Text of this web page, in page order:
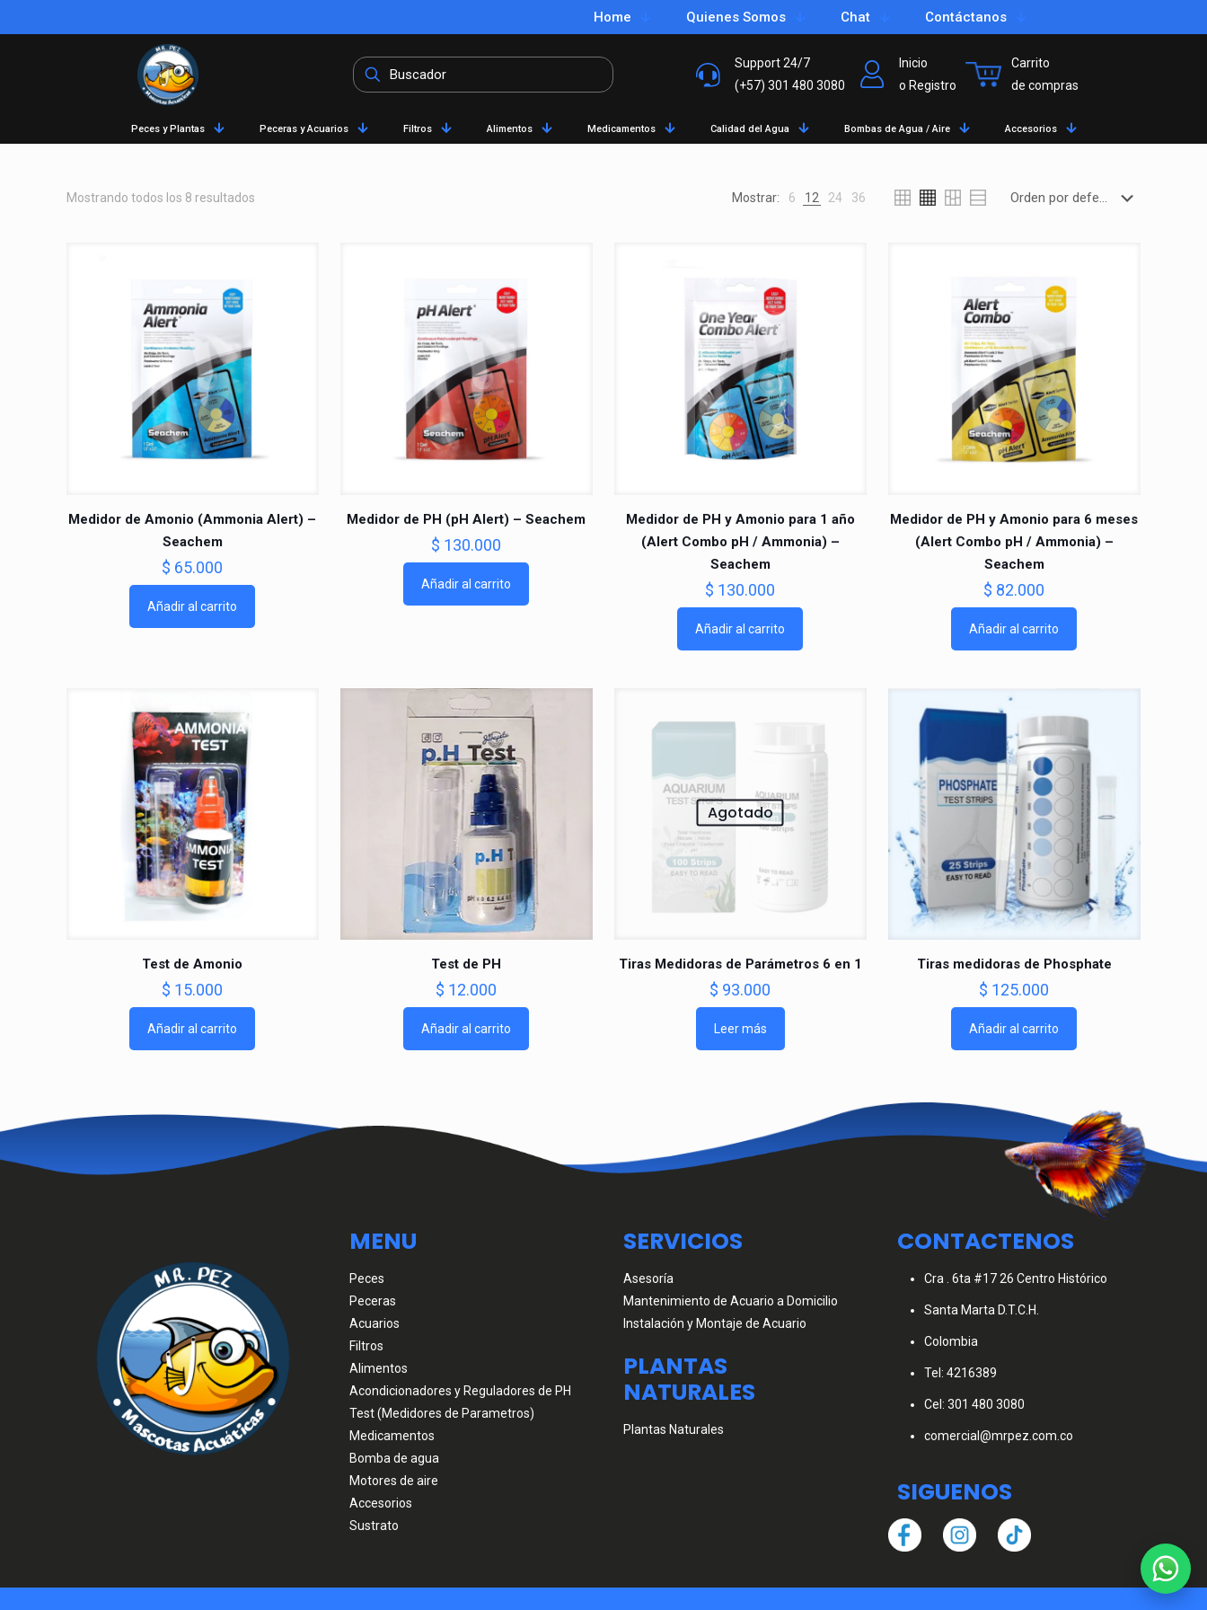
Home Quienes Somos Chat Contáctanos
Support 24/7
(+57) 301 480 3080
Inicio
o Registro
Carrito
de compras
Peces y Plantas Peceras y Acuarios Filtros Alimentos Medicamentos Calidad del Agua Bombas de Agua / Aire Accesorios
Mostrando todos los 8 resultados Mostrar: 6 12 24 36
Medidor de Amonio (Ammonia Alert) –
Seachem
$ 65.000
Añadir al carrito
Medidor de PH (pH Alert) – Seachem
$ 130.000
Añadir al carrito
Medidor de PH y Amonio para 1 año
(Alert Combo pH / Ammonia) –
Seachem
$ 130.000
Añadir al carrito
Medidor de PH y Amonio para 6 meses
(Alert Combo pH / Ammonia) –
Seachem
$ 82.000
Añadir al carrito
Test de Amonio
$ 15.000
Añadir al carrito
Test de PH
$ 12.000
Añadir al carrito
Agotado
Tiras Medidoras de Parámetros 6 en 1
$ 93.000
Leer más
Tiras medidoras de Phosphate
$ 125.000
Añadir al carrito
MENU
Peces
Peceras
Acuarios
Filtros
Alimentos
Acondicionadores y Reguladores de PH
Test (Medidores de Parametros)
Medicamentos
Bomba de agua
Motores de aire
Accesorios
Sustrato
SERVICIOS
Asesoría
Mantenimiento de Acuario a Domicilio
Instalación y Montaje de Acuario
PLANTAS
NATURALES
Plantas Naturales
CONTACTENOS
Cra . 6ta #17 26 Centro Histórico
Santa Marta D.T.C.H.
Colombia
Tel: 4216389
Cel: 301 480 3080
comercial@mrpez.com.co
SIGUENOS